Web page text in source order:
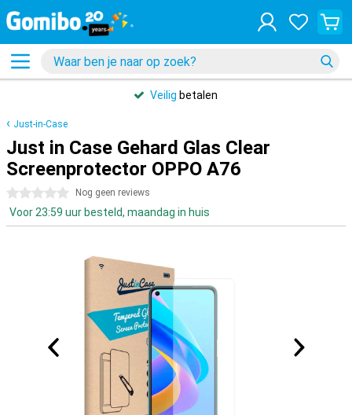
Veilig betalen
Just-in-Case
Just in Case Gehard Glas Clear
Screenprotector OPPO A76
0 sterren Nog geen reviews
Voor 23:59 uur besteld, maandag in huis